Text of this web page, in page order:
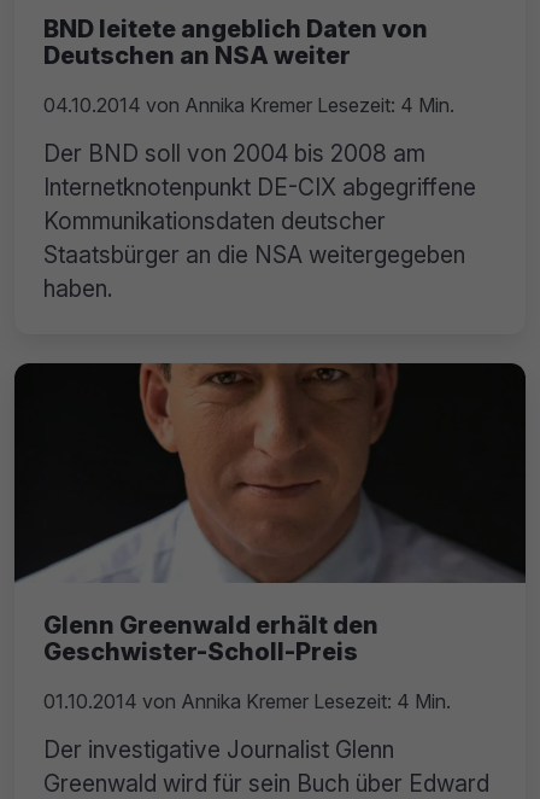
BND leitete angeblich Daten von
Deutschen an NSA weiter
04.10.2014 von Annika Kremer Lesezeit: 4 Min.
Der BND soll von 2004 bis 2008 am
Internetknotenpunkt DE-CIX abgegriffene
Kommunikationsdaten deutscher
Staatsbürger an die NSA weitergegeben
haben.
Glenn Greenwald erhält den
Geschwister-Scholl-Preis
01.10.2014 von Annika Kremer Lesezeit: 4 Min.
Der investigative Journalist Glenn
Greenwald wird für sein Buch über Edward